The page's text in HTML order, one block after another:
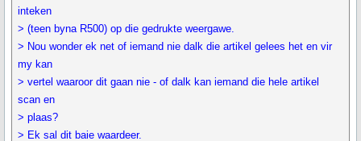
inteken
> (teen byna R500) op die gedrukte weergawe.
> Nou wonder ek net of iemand nie dalk die artikel gelees het en vir
my kan
> vertel waaroor dit gaan nie - of dalk kan iemand die hele artikel
scan en
> plaas?
> Ek sal dit baie waardeer.